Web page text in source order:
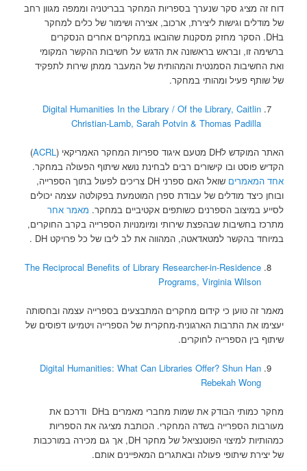
דוח זה מציג סקר שנערך בספריות המחקר בבריטניה וממפה מגוון רחב
של מודלים וגישות ליצירת, ארכוב, אצירה ושימור של כלים למחקר
בDH. הסקר מחזק מסקנות שהובאו במחקרים אחרים הנסקרים
ברשימה זו, ובראש בראשונה את הדגש על חשיבות ההקשר המקומי
ואת החשיבות הסמנטית והמהותית של המעבר ממתן שירות לתפקיד
של שותף פעיל ומהותי במחקר.
Digital Humanities In the Library / Of the Library, Caitlin
Christian-Lamb, Sarah Potvin & Thomas Padilla
האתר המוקדש לDH מטעם איגוד ספריות המחקר האמריקאי ( ACRL
)
הקדיש פוסט ובו קישורים רבים לבחינת נושא שיתוף הפעולה במחקר.
אחד המאמרים
שואל האם ספרני DH צריכים לפעול בתוך הספרייה,
ובוחן כיצד מודלים של עבודת ספרן המוטמעת בפקולטה עצמה יכולים
לסייע במיצוב הספרנים כשותפים אקטיביים במחקר. מאמר אחר
מתרכז בחשיבות שבהפצת שירותי ומיומנויות הספרייה בקרב החוקרים,
במיוחד בהקשר למטאדאטה, המהווה את לב ליבו של כל פרויקט DH .
The Reciprocal Benefits of Library Researcher-in-Residence
Programs, Virginia Wilson
מאמר זה טוען כי קידום מחקרים המתבצעים בספרייה עצמה ובחסותה
יעצימו את התרבות הארגונית-מחקרית של הספרייה ויטמיעו דפוסים של
שיתוף בין הספרייה לחוקרים.
Digital Humanities: What Can Libraries Offer? Shun Han
Rebekah Wong
מחקר כמותי הבודק את שמות מחברי מאמרים בDH ודרכם את
מעורבות הספרייה בשדה המחקרי. הכותבת מציגה את הספריות
כמהותיות למיצוי הפוטנציאל של מחקר DH, אך גם מכירה במורכבות
של יצירת שיתופי פעולה ובאתגרים המאפיינים אותם.